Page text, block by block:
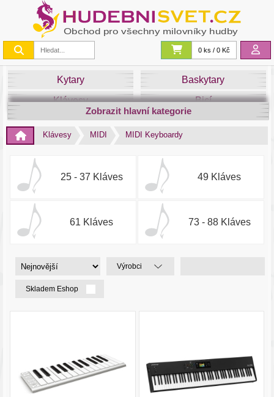
0 ks / 0 Kč
Kytary
Baskytary
Klávesy
Bicí
Smyčce
Dechy
DJ
Zobrazit hlavní kategorie
Klávesy MIDI MIDI Keyboardy
25 - 37 Kláves 49 Kláves
61 Kláves 73 - 88 Kláves
Výrobci
Skladem Eshop